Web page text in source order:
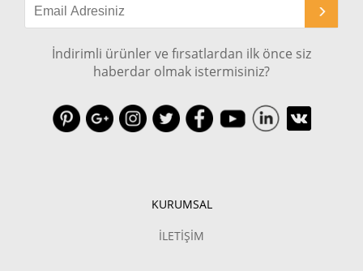
İndirimli ürünler ve fırsatlardan ilk önce siz
haberdar olmak istermisiniz?
KURUMSAL
İLETİŞİM